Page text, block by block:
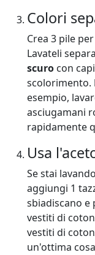
Colori
Crea 3 pile
Lavateli
scuro con
scolorimento.
esempio,
asciugamani
rapidamente
Usa
Se stai
aggiungi 1
sbiadiscano e
vestiti di
vestiti di
un'ottima